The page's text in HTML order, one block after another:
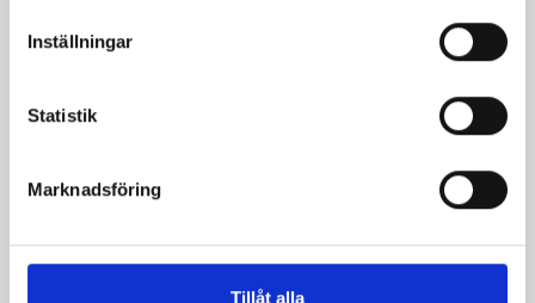
Inställningar
Statistik
Marknadsföring
Tillåt alla
34% 500g